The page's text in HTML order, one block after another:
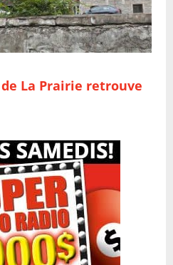
La Prairie retrouve